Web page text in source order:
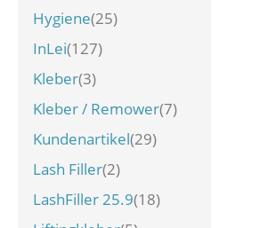
Hygiene(25)
InLei(127)
Kleber(3)
Kleber / Remower(7)
Kundenartikel(29)
Lash Filler(2)
LashFiller 25.9(18)